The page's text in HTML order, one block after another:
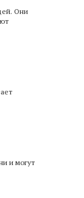
Они
и могут